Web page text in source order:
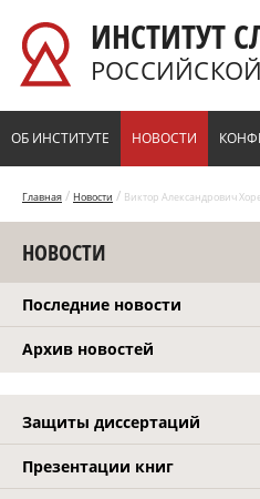
ИНСТИТУТ
ОБ ИНСТИТУТЕ НОВОСТИ
Главная / Новости / Виктор Александрович
НОВОСТИ
Последние новости
Архив новостей
Защиты диссертаций
Презентации книг